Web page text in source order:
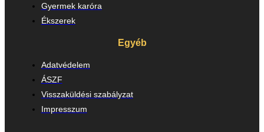
Gyermek karóra
Ékszerek
Egyéb
Adatvédelem
ÁSZF
Visszaküldési szabályzat
Impresszum